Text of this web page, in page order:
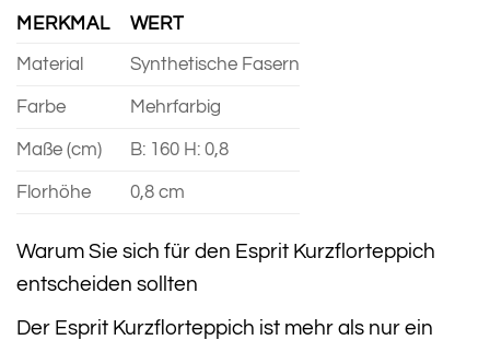
MERKMAL WERT
Material Synthetische Fasern
Farbe Mehrfarbig
Maße (cm) B: 160 H: 0,8
Florhöhe 0,8 cm
Warum Sie sich für den Esprit Kurzflorteppich
entscheiden sollten
Der Esprit Kurzflorteppich ist mehr als nur ein